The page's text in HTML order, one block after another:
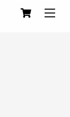
Cart